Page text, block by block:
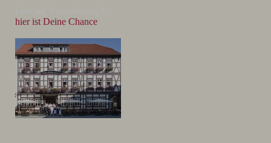
hier ist Deine Chance